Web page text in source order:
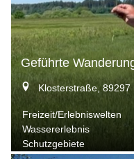
Geführte
Klosterstraße, 89297
Freizeit/Erlebniswelten
Wassererlebnis
Schutzgebiete